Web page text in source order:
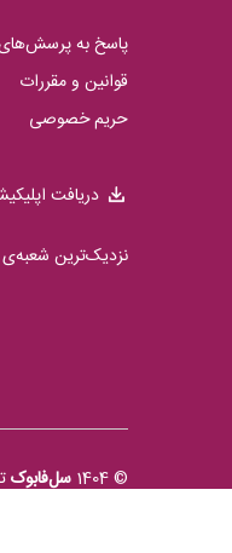
پاسخ به
قوانین و مقررات
حریم خصوصی
دریافت
نزدیک‌ترین
© 1404 سل‌فابوک